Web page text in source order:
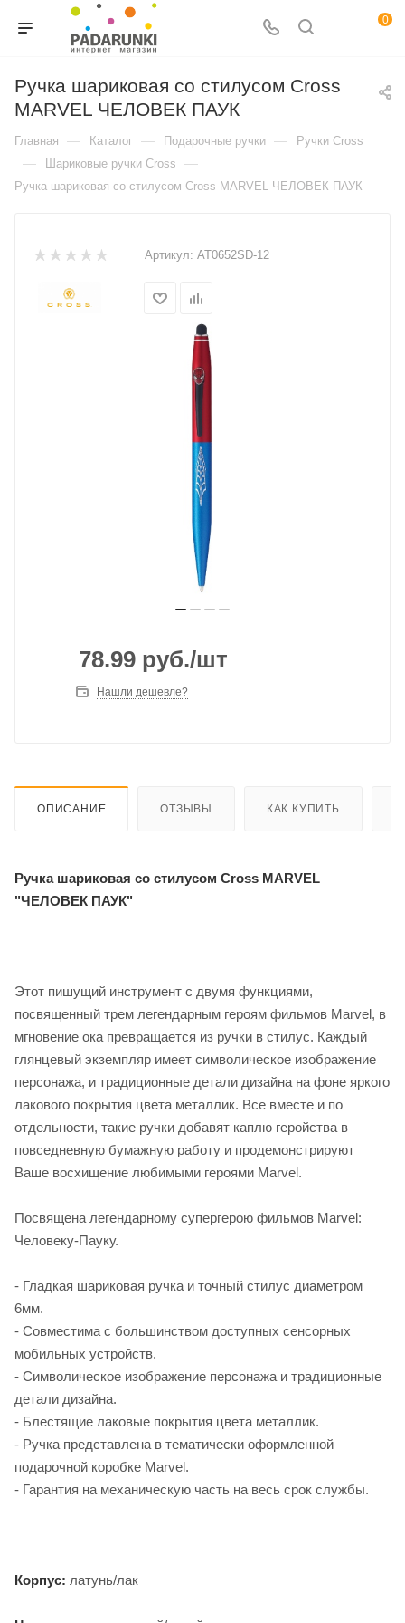
0
Ручка шариковая со стилусом Cross
MARVEL ЧЕЛОВЕК ПАУК
Главная — Каталог — Подарочные ручки — Ручки Cross
— Шариковые ручки Cross —
Ручка шариковая со стилусом Cross MARVEL ЧЕЛОВЕК ПАУК
Артикул: AT0652SD-12
78.99 руб./шт
Нашли дешевле?
ОПИСАНИЕ ОТЗЫВЫ КАК КУПИТЬ
Ручка шариковая со стилусом Cross MARVEL
"ЧЕЛОВЕК ПАУК"
Этот пишущий инструмент с двумя функциями,
посвященный трем легендарным героям фильмов Marvel, в
мгновение ока превращается из ручки в стилус. Каждый
глянцевый экземпляр имеет символическое изображение
персонажа, и традиционные детали дизайна на фоне яркого
лакового покрытия цвета металлик. Все вместе и по
отдельности, такие ручки добавят каплю геройства в
повседневную бумажную работу и продемонстрируют
Ваше восхищение любимыми героями Marvel.
Посвящена легендарному супергерою фильмов Marvel:
Человеку-Пауку.
- Гладкая шариковая ручка и точный стилус диаметром
6мм.
- Совместима с большинством доступных сенсорных
мобильных устройств.
- Символическое изображение персонажа и традиционные
детали дизайна.
- Блестящие лаковые покрытия цвета металлик.
- Ручка представлена в тематически оформленной
подарочной коробке Marvel.
- Гарантия на механическую часть на весь срок службы.
Корпус: латунь/лак